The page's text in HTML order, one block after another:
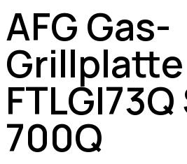
AFG Gas-
Grillplatte
700Q